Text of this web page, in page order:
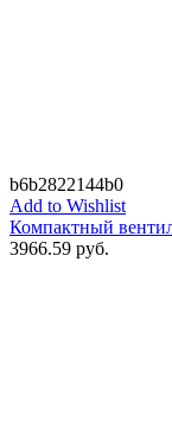
b6b2822144b0
Add to Wishlist
Компактный
3966.59 руб.